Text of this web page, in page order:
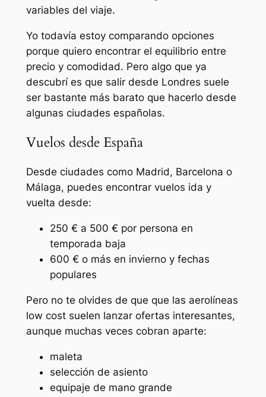
variables del viaje.
Yo todavía estoy comparando opciones
porque quiero encontrar el equilibrio entre
precio y comodidad. Pero algo que ya
descubrí es que salir desde Londres suele
ser bastante más barato que hacerlo desde
algunas ciudades españolas.
Vuelos desde España
Desde ciudades como Madrid, Barcelona o
Málaga, puedes encontrar vuelos ida y
vuelta desde:
250 € a 500 € por persona en
temporada baja
600 € o más en invierno y fechas
populares
Pero no te olvides de que que las aerolíneas
low cost suelen lanzar ofertas interesantes,
aunque muchas veces cobran aparte:
maleta
selección de asiento
equipaje de mano grande